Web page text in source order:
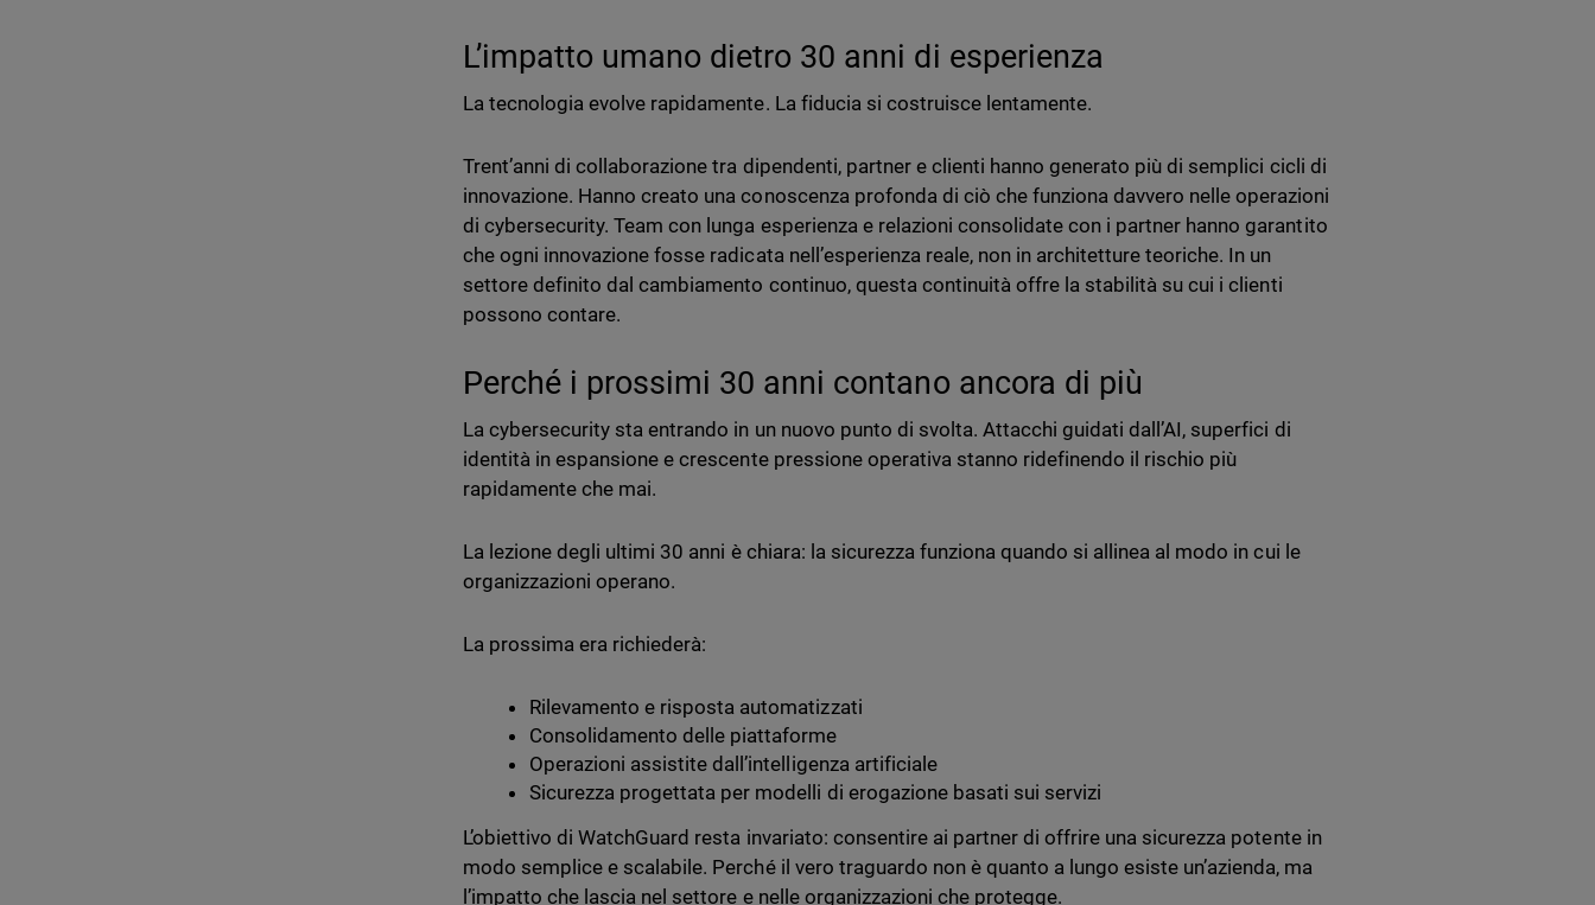
L’impatto umano dietro 30 anni di esperienza
La tecnologia evolve rapidamente. La fiducia si costruisce lentamente.
Trent’anni di collaborazione tra dipendenti, partner e clienti hanno generato più di semplici cicli di
innovazione. Hanno creato una conoscenza profonda di ciò che funziona davvero nelle operazioni
di cybersecurity. Team con lunga esperienza e relazioni consolidate con i partner hanno garantito
che ogni innovazione fosse radicata nell’esperienza reale, non in architetture teoriche. In un
settore definito dal cambiamento continuo, questa continuità offre la stabilità su cui i clienti
possono contare.
Perché i prossimi 30 anni contano ancora di più
La cybersecurity sta entrando in un nuovo punto di svolta. Attacchi guidati dall’AI, superfici di
identità in espansione e crescente pressione operativa stanno ridefinendo il rischio più
rapidamente che mai.
La lezione degli ultimi 30 anni è chiara: la sicurezza funziona quando si allinea al modo in cui le
organizzazioni operano.
La prossima era richiederà:
Rilevamento e risposta automatizzati
Consolidamento delle piattaforme
Operazioni assistite dall’intelligenza artificiale
Sicurezza progettata per modelli di erogazione basati sui servizi
L’obiettivo di WatchGuard resta invariato: consentire ai partner di offrire una sicurezza potente in
modo semplice e scalabile. Perché il vero traguardo non è quanto a lungo esiste un’azienda, ma
l’impatto che lascia nel settore e nelle organizzazioni che protegge.